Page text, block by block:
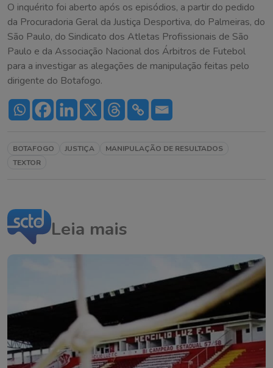
O inquérito foi aberto após os episódios, a partir do pedido
da Procuradoria Geral da Justiça Desportiva, do Palmeiras, do
São Paulo, do Sindicato dos Atletas Profissionais de São
Paulo e da Associação Nacional dos Árbitros de Futebol
para a investigar as alegações de manipulação feitas pelo
dirigente do Botafogo.
BOTAFOGO JUSTIÇA
MANIPULAÇÃO DE RESULTADOS
TEXTOR
Leia mais